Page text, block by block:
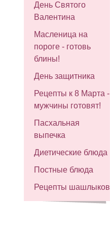
День Святого
Валентина
Масленица на
пороге - готовь
блины!
День защитника
Рецепты к 8 Марта -
мужчины готовят!
Пасхальная
выпечка
Диетические блюда
Постные блюда
Рецепты шашлыков